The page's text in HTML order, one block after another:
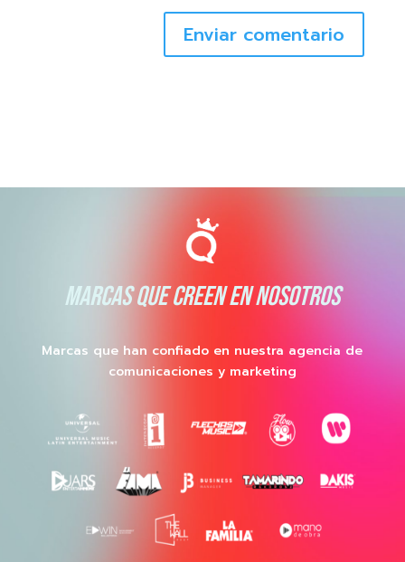
Enviar comentario
MARCAS QUE CREEN EN NOSOTROS
Marcas que han confiado en nuestra agencia de
comunicaciones y marketing